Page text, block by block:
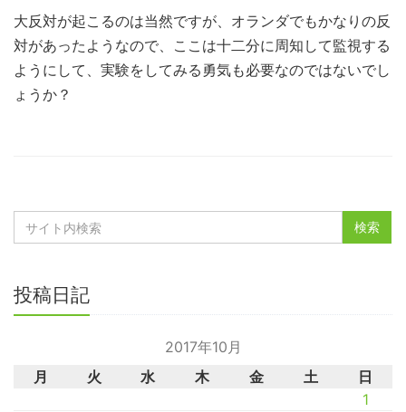
大反対が起こるのは当然ですが、オランダでもかなりの反
対があったようなので、ここは十二分に周知して監視する
ようにして、実験をしてみる勇気も必要なのではないでし
ょうか？
投稿日記
2017年10月
月
火 水 木 金 土
日
1